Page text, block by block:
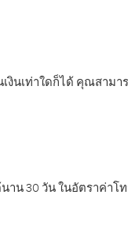
งินเท่าใดก็ได้ คุณสาม
น 30 วัน ในอัตราค่าโ